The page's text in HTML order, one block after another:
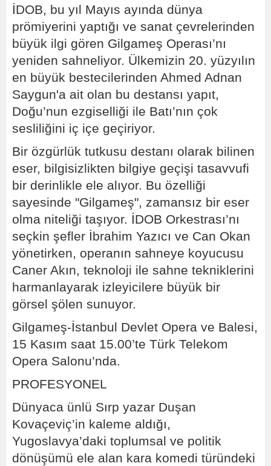
İDOB, bu yıl Mayıs ayında dünya
prömiyerini yaptığı ve sanat çevrelerinden
büyük ilgi gören Gilgameş Operası’nı
yeniden sahneliyor. Ülkemizin 20. yüzyılın
en büyük bestecilerinden Ahmed Adnan
Saygun'a ait olan bu destansı yapıt,
Doğu’nun ezgiselliği ile Batı’nın çok
sesliliğini iç içe geçiriyor.
Bir özgürlük tutkusu destanı olarak bilinen
eser, bilgisizlikten bilgiye geçişi tasavvufi
bir derinlikle ele alıyor. Bu özelliği
sayesinde "Gilgameş", zamansız bir eser
olma niteliği taşıyor. İDOB Orkestrası’nı
seçkin şefler İbrahim Yazıcı ve Can Okan
yönetirken, operanın sahneye koyucusu
Caner Akın, teknoloji ile sahne tekniklerini
harmanlayarak izleyicilere büyük bir
görsel şölen sunuyor.
Gilgameş-İstanbul Devlet Opera ve Balesi,
15 Kasım saat 15.00’te Türk Telekom
Opera Salonu’nda.
PROFESYONEL
Dünyaca ünlü Sırp yazar Duşan
Kovaçeviç’in kaleme aldığı,
Yugoslavya’daki toplumsal ve politik
dönüşümü ele alan kara komedi türündeki